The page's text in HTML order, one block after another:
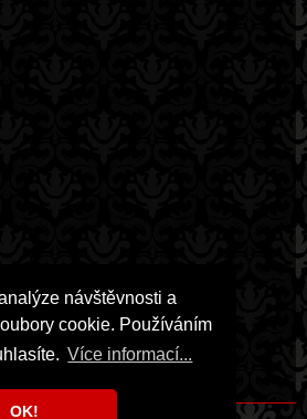
návštěvnosti a
cookie. Používáním
Více informací...
OK!